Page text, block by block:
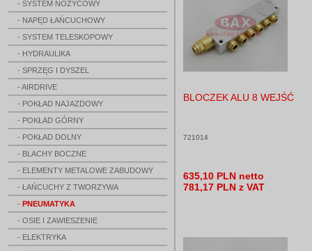
- SYSTEM NOŻYCOWY
- NAPĘD ŁAŃCUCHOWY
- SYSTEM TELESKOPOWY
- HYDRAULIKA
- SPRZĘG I DYSZEL
- AIRDRIVE
- POKŁAD NAJAZDOWY
- POKŁAD GÓRNY
- POKŁAD DOLNY
- BLACHY BOCZNE
- ELEMENTY METALOWE ZABUDOWY
- ŁAŃCUCHY Z TWORZYWA
- PNEUMATYKA
- OSIE I ZAWIESZENIE
- ELEKTRYKA
BLOCZEK ALU 8 WEJŚĆ
721014
635,10 PLN netto
781,17 PLN z VAT